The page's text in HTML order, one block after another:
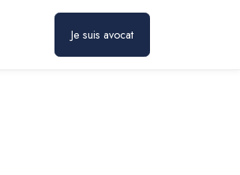
Je suis avocat